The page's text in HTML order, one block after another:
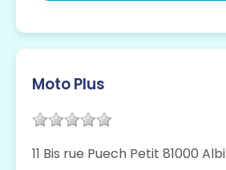
Moto Plus
11 Bis rue Puech Petit 81000 Albi